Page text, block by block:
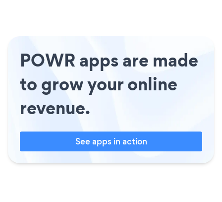
POWR apps are made
to grow your online
revenue.
See apps in action